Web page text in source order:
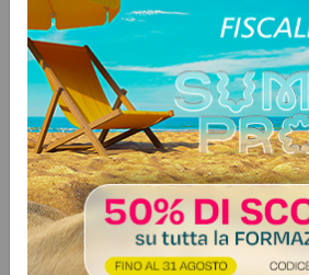
Sezione riservata agli abbonati
Voci trovate:2686 1 2